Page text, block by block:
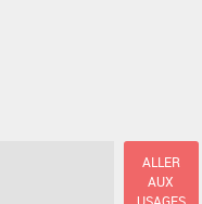
ALLER
AUX